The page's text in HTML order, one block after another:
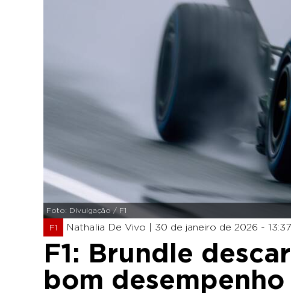
Foto: Divulgação / F1
F1 Nathalia De Vivo | 30 de janeiro de 2026 - 13:37
F1: Brundle
bom